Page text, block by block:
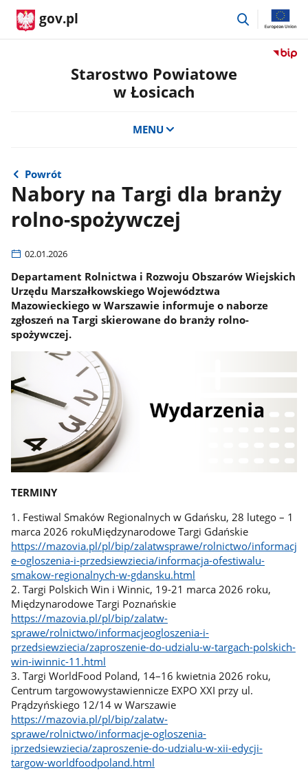
gov.pl
przejdź
Przejdź
Starostwo Powiatowe
w Łosicach
MENU
Powrót
Nabory na Targi dla branży
rolno-spożywczej
02.01.2026
Departament Rolnictwa i Rozwoju Obszarów Wiejskich
Urzędu Marszałkowskiego Województwa
Mazowieckiego w Warszawie informuje o naborze
zgłoszeń na Targi skierowane do branży rolno-
spożywczej.
TERMINY
1. Festiwal Smaków Regionalnych w Gdańsku, 28 lutego – 1
marca 2026 rokuMiędzynarodowe Targi Gdańskie
https://mazovia.pl/pl/bip/zalatwsprawe/rolnictwo/informacj
e-ogloszenia-i-przedsiewziecia/informacja-ofestiwalu-
smakow-regionalnych-w-gdansku.html
2. Targi Polskich Win i Winnic, 19-21 marca 2026 roku,
Międzynarodowe Targi Poznańskie
https://mazovia.pl/pl/bip/zalatw-
sprawe/rolnictwo/informacjeogloszenia-i-
przedsiewziecia/zaproszenie-do-udzialu-w-targach-polskich-
win-iwinnic-11.html
3. Targi WorldFood Poland, 14–16 kwietnia 2026 roku,
Centrum targowowystawiennicze EXPO XXI przy ul.
Prądzyńskiego 12/14 w Warszawie
https://mazovia.pl/pl/bip/zalatw-
sprawe/rolnictwo/informacje-ogloszenia-
iprzedsiewziecia/zaproszenie-do-udzialu-w-xii-edycji-
targow-worldfoodpoland.html